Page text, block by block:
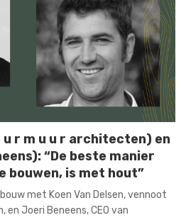
u r m u u r architecten) en
“De beste manier
bouwen, is met hout”
met Koen Van Delsen, vennoot
en Joeri Beneens, CEO van